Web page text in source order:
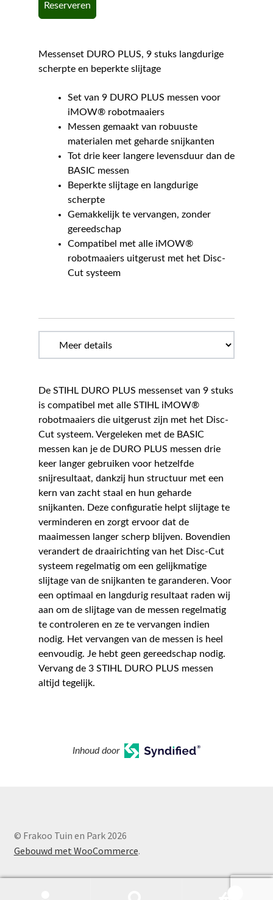
Reserveren
Messenset DURO PLUS, 9 stuks langdurige
scherpte en beperkte slijtage
Set van 9 DURO PLUS messen voor
iMOW® robotmaaiers
Messen gemaakt van robuuste
materialen met geharde snijkanten
Tot drie keer langere levensduur dan de
BASIC messen
Beperkte slijtage en langdurige
scherpte
Gemakkelijk te vervangen, zonder
gereedschap
Compatibel met alle iMOW®
robotmaaiers uitgerust met het Disc-
Cut systeem
De STIHL DURO PLUS messenset van 9 stuks
is compatibel met alle STIHL iMOW®
robotmaaiers die uitgerust zijn met het Disc-
Cut systeem. Vergeleken met de BASIC
messen kan je de DURO PLUS messen drie
keer langer gebruiken voor hetzelfde
snijresultaat, dankzij hun structuur met een
kern van zacht staal en hun geharde
snijkanten. Deze configuratie helpt slijtage te
verminderen en zorgt ervoor dat de
maaimessen langer scherp blijven. Bovendien
verandert de draairichting van het Disc-Cut
systeem regelmatig om een gelijkmatige
slijtage van de snijkanten te garanderen. Voor
een optimaal en langdurig resultaat raden wij
aan om de slijtage van de messen regelmatig
te controleren en ze te vervangen indien
nodig. Het vervangen van de messen is heel
eenvoudig. Je hebt geen gereedschap nodig.
Vervang de 3 STIHL DURO PLUS messen
altijd tegelijk.
Inhoud door
© Frakoo Tuin en Park 2026
Gebouwd met WooCommerce.